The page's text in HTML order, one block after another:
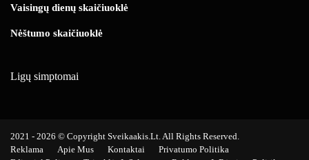
Vaisingų dienų skaičiuoklė
Nėštumo skaičiuoklė
Ligų simptomai
2021 - 2026 © Copyright Sveikaakis.lt. All Rights Reserved.
Reklama
Apie Mus Kontaktai
Privatumo Politika